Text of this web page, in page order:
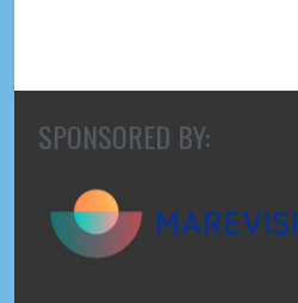
SPONSORED BY: